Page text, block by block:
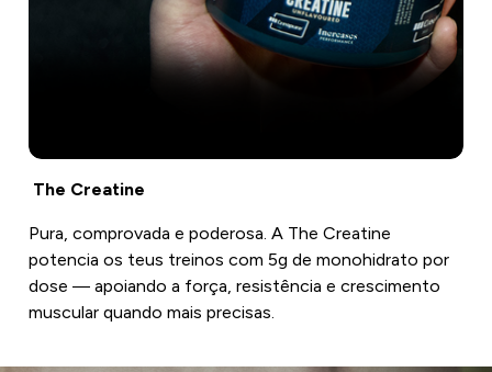
The Creatine
Pura, comprovada e poderosa. A The Creatine
potencia os teus treinos com 5g de monohidrato por
dose — apoiando a força, resistência e crescimento
muscular quando mais precisas.